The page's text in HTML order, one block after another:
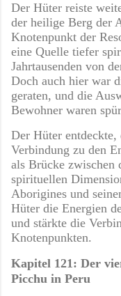
Der Hüter reiste
der heilige Berg der
Knotenpunkt der
eine Quelle tiefer
Jahrtausenden von
Doch auch hier war
geraten, und die
Bewohner waren
Der Hüter
Verbindung zu den
als Brücke zwischen
spirituellen
Aborigines und
Hüter die Energien
und stärkte die
Knotenpunkten.
Kapitel 121: Der
Picchu in Peru